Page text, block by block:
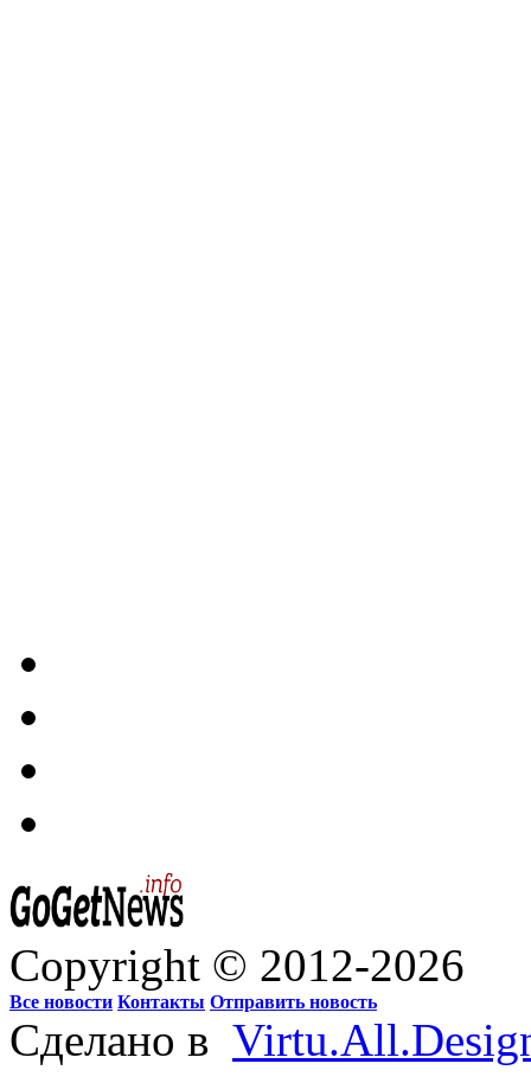
Copyright © 2012-2026
Все новости Контакты Отправить новость
Сделано в